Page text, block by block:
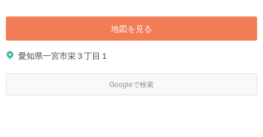
地図を見る
愛知県一宮市栄３丁目１
Googleで検索